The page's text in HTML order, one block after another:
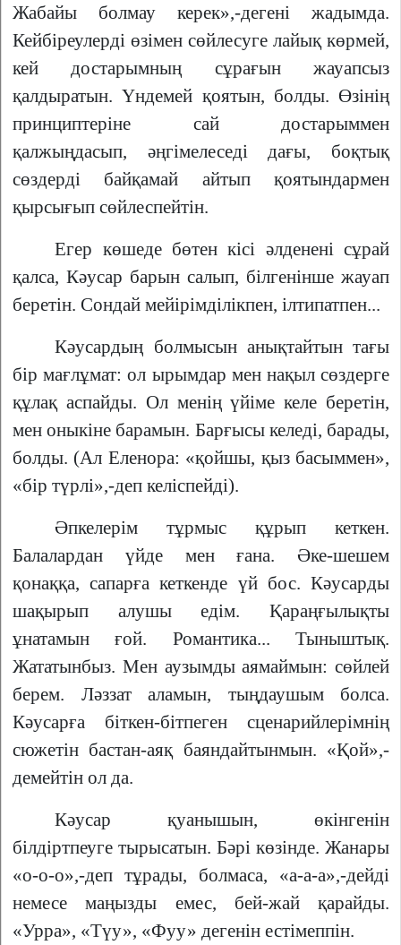
Жабайы болмау керек»,-дегені жадымда.
Кейбіреулерді өзімен сөйлесуге лайық көрмей,
кей достарымның сұрағын жауапсыз
қалдыратын. Үндемей қоятын, болды. Өзінің
принциптеріне сай достарыммен
қалжыңдасып, әңгімелеседі дағы, боқтық
сөздерді байқамай айтып қоятындармен
қырсығып сөйлеспейтін.
Егер көшеде бөтен кісі әлденені сұрай
қалса, Кәусар барын салып, білгенінше жауап
беретін. Сондай мейірімділікпен, ілтипатпен...
Кәусардың болмысын анықтайтын тағы
бір мағлұмат: ол ырымдар мен нақыл сөздерге
құлақ аспайды. Ол менің үйіме келе беретін,
мен оныкіне барамын. Барғысы келеді, барады,
болды. (Ал Еленора: «қойшы, қыз басыммен»,
«бір түрлі»,-деп келіспейді).
Әпкелерім тұрмыс құрып кеткен.
Балалардан үйде мен ғана. Әке-шешем
қонаққа, сапарға кеткенде үй бос. Кәусарды
шақырып алушы едім. Қараңғылықты
ұнатамын ғой. Романтика... Тыныштық.
Жататынбыз. Мен аузымды аямаймын: сөйлей
берем. Ләззат аламын, тыңдаушым болса.
Кәусарға біткен-бітпеген сценарийлерімнің
сюжетін бастан-аяқ баяндайтынмын. «Қой»,-
демейтін ол да.
Кәусар қуанышын, өкінгенін
білдіртпеуге тырысатын. Бәрі көзінде. Жанары
«о-о-о»,-деп тұрады, болмаса, «а-а-а»,-дейді
немесе маңызды емес, бей-жай қарайды.
«Урра», «Түу», «Фуу» дегенін естімеппін.